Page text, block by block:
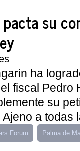
su
ha
fiscal Pedro
su
a todas
Forum Palma de